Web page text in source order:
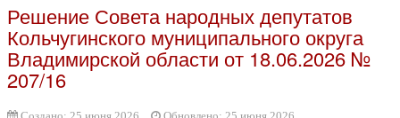
Решение Совета народных депутатов
Кольчугинского муниципального округа
Владимирской области от 18.06.2026 №
207/16